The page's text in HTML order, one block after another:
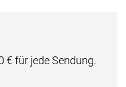
€ für jede Sendung.